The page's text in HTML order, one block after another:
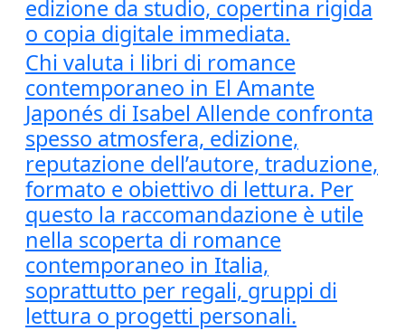
edizione da studio, copertina rigida
o copia digitale immediata.
Chi valuta i libri di romance
contemporaneo in El Amante
Japonés di Isabel Allende confronta
spesso atmosfera, edizione,
reputazione dell’autore, traduzione,
formato e obiettivo di lettura. Per
questo la raccomandazione è utile
nella scoperta di romance
contemporaneo in Italia,
soprattutto per regali, gruppi di
lettura o progetti personali.